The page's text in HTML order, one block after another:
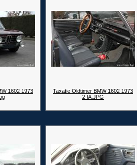
1602 1973
Taxatie Oldtimer BMW 1602 1973
2 IA.JPG